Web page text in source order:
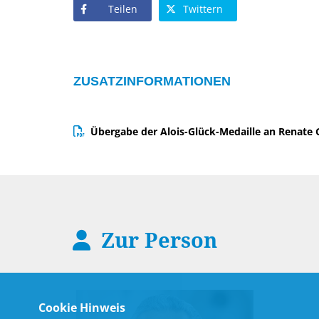
Teilen Twittern
ZUSATZINFORMATIONEN
Übergabe der Alois-Glück-Medaille an Renate
Zur Person
Cookie Hinweis